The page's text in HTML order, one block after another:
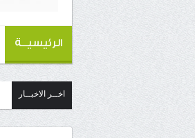
الرئيسيــة
اخــر الاخبــار